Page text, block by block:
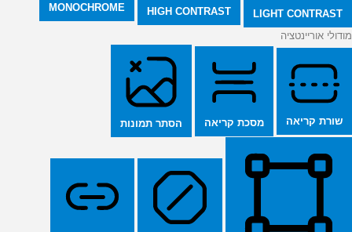
LIGHT CONTRAST
HIGH CONTRAST
MONOCHROME
מודולי אוריינטציה
שורת קריאה מסכת קריאה הסתר תמונות